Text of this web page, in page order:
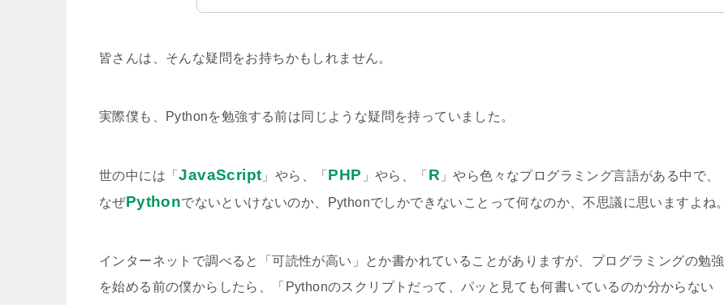
皆さんは、そんな疑問をお持ちかもしれません。
実際僕も、Pythonを勉強する前は同じような疑問を持っていました。
世の中には「JavaScript 」やら、「 PHP 」やら、「 R 」やら色々なプログラミング言語がある中で、
なぜPythonでないといけないのか、Pythonでしかできないことって何なのか、不思議に思いますよね。
インターネットで調べると「可読性が高い」とか書かれていることがありますが、プログラミングの勉強
を始める前の僕からしたら、「Pythonのスクリプトだって、パッと見ても何書いているのか分からない